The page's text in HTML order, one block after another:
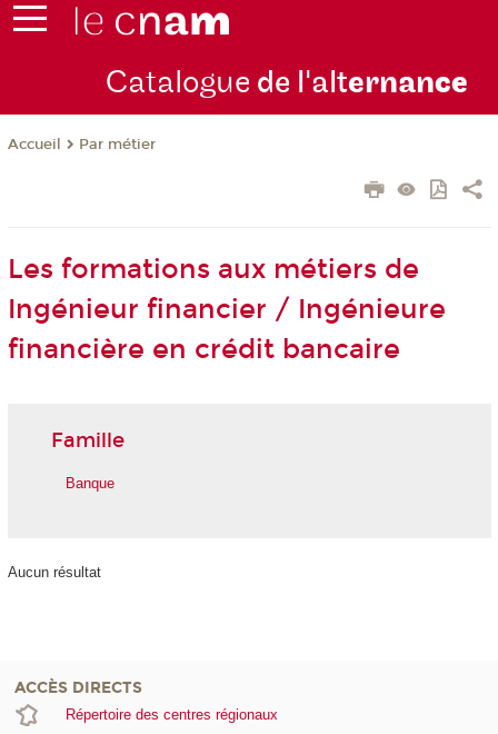
Catalogue de l'alternance
Accueil Par métier
Les formations aux métiers de
Ingénieur financier / Ingénieure
financière en crédit bancaire
Famille
Banque
Aucun résultat
ACCÈS DIRECTS
Répertoire des centres régionaux